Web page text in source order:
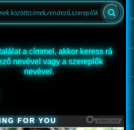
a címmel, akkor keress rá
nevével vagy a szereplők
nevével.